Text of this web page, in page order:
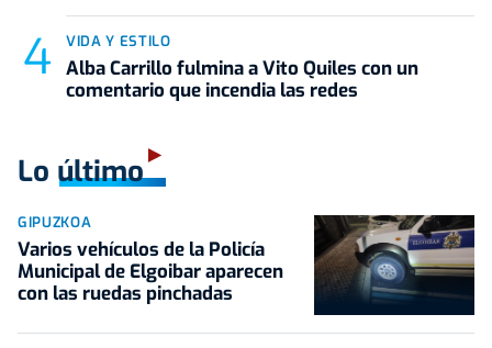
VIDA Y ESTILO
Alba Carrillo fulmina a Vito Quiles con un
comentario que incendia las redes
Lo último
GIPUZKOA
Varios vehículos de la Policía
Municipal de Elgoibar aparecen
con las ruedas pinchadas